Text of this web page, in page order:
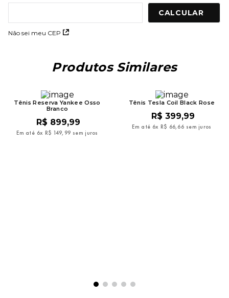
Não sei meu CEP
Produtos Similares
Tênis Reserva Yankee Osso
Branco
R$ 899,99
Em até 6x R$ 149, 99 sem juros
Tênis Tesla Coil Black Rose
R$ 399,99
Em até 6x R$ 66, 66 sem juros